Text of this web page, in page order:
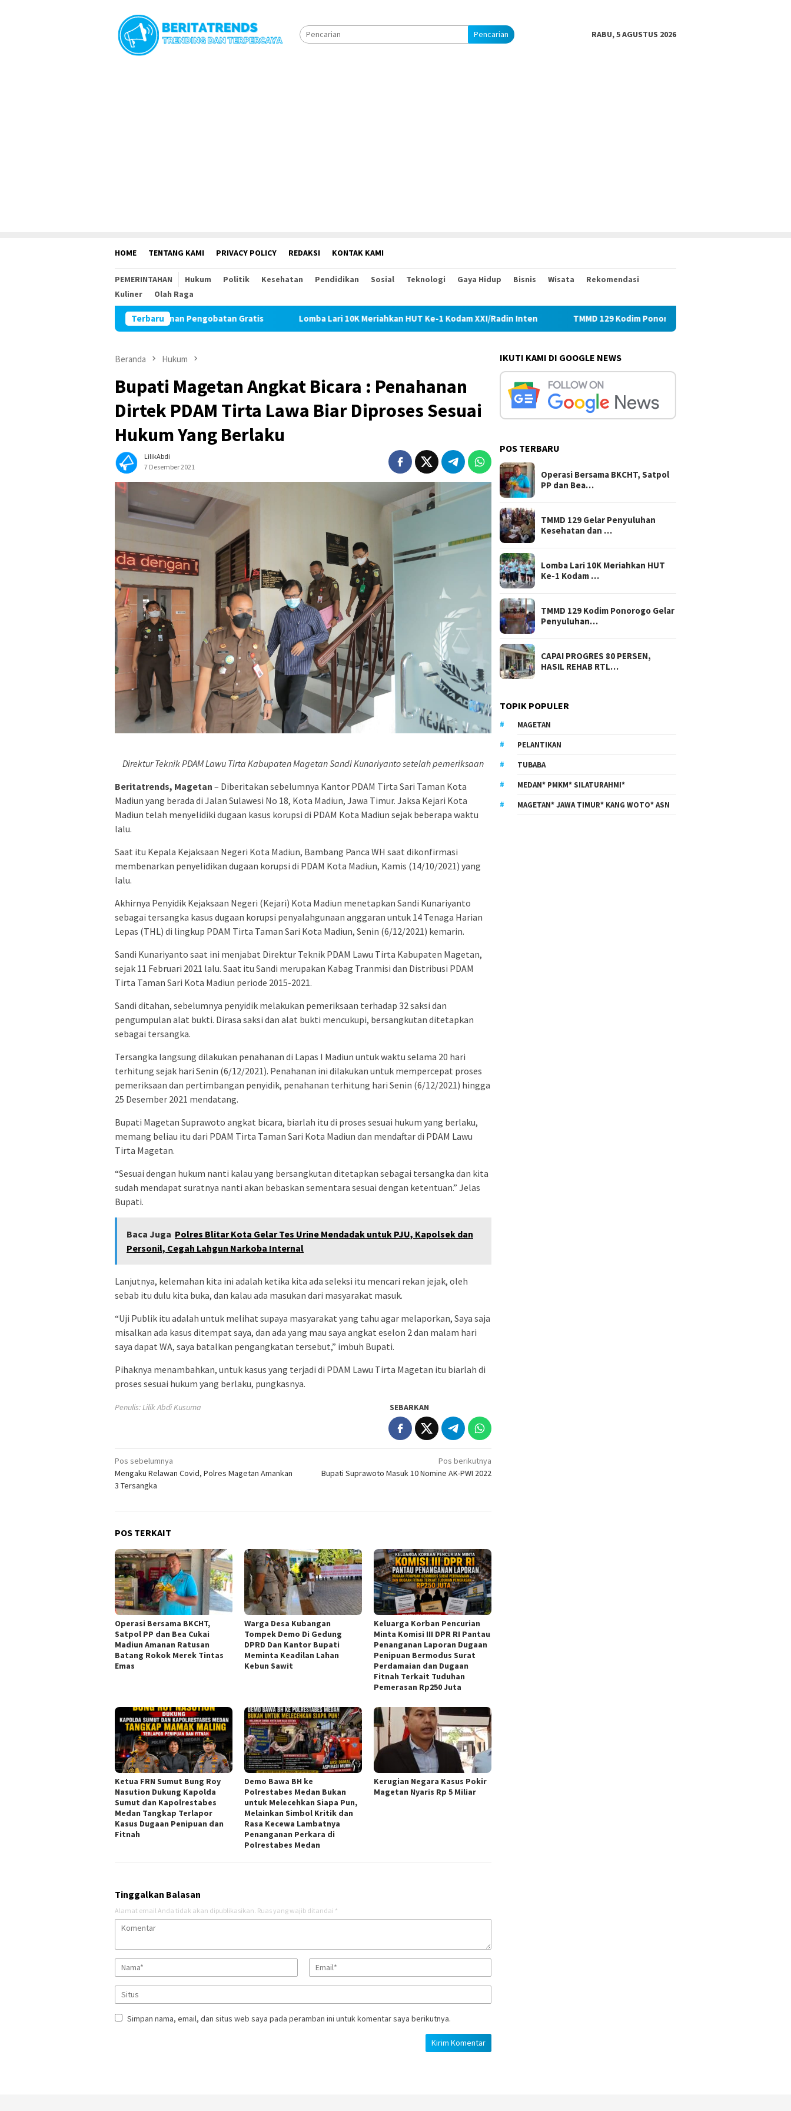
Pencarian RABU, 5 AGUSTUS 2026
HOME TENTANG KAMI PRIVACY POLICY REDAKSI KONTAK KAMI
PEMERINTAHAN Hukum Politik Kesehatan Pendidikan Sosial Teknologi Gaya Hidup Bisnis Wisata
Rekomendasi
Kuliner
Olah Raga
Terbaru
Kesehatan dan Pelayanan Pengobatan Gratis Lomba Lari 10K Meriahkan HUT Ke-1 Kodam XXI/Radin Inten TMMD 129 Kodim Ponorogo Gelar Penyuluhan Lingkungan Hidup
Beranda Hukum
Bupati Magetan Angkat Bicara : Penahanan
Dirtek PDAM Tirta Lawa Biar Diproses Sesuai
Hukum Yang Berlaku
LilikAbdi
7 Desember 2021
Direktur Teknik PDAM Lawu Tirta Kabupaten Magetan Sandi Kunariyanto setelah pemeriksaan
Beritatrends, Magetan – Diberitakan sebelumnya Kantor PDAM Tirta Sari Taman Kota
Madiun yang berada di Jalan Sulawesi No 18, Kota Madiun, Jawa Timur. Jaksa Kejari Kota
Madiun telah menyelidiki dugaan kasus korupsi di PDAM Kota Madiun sejak beberapa waktu
lalu.
Saat itu Kepala Kejaksaan Negeri Kota Madiun, Bambang Panca WH saat dikonfirmasi
membenarkan penyelidikan dugaan korupsi di PDAM Kota Madiun, Kamis (14/10/2021) yang
lalu.
Akhirnya Penyidik Kejaksaan Negeri (Kejari) Kota Madiun menetapkan Sandi Kunariyanto
sebagai tersangka kasus dugaan korupsi penyalahgunaan anggaran untuk 14 Tenaga Harian
Lepas (THL) di lingkup PDAM Tirta Taman Sari Kota Madiun, Senin (6/12/2021) kemarin.
Sandi Kunariyanto saat ini menjabat Direktur Teknik PDAM Lawu Tirta Kabupaten Magetan,
sejak 11 Februari 2021 lalu. Saat itu Sandi merupakan Kabag Tranmisi dan Distribusi PDAM
Tirta Taman Sari Kota Madiun periode 2015-2021.
Sandi ditahan, sebelumnya penyidik melakukan pemeriksaan terhadap 32 saksi dan
pengumpulan alat bukti. Dirasa saksi dan alat bukti mencukupi, bersangkutan ditetapkan
sebagai tersangka.
Tersangka langsung dilakukan penahanan di Lapas I Madiun untuk waktu selama 20 hari
terhitung sejak hari Senin (6/12/2021). Penahanan ini dilakukan untuk mempercepat proses
pemeriksaan dan pertimbangan penyidik, penahanan terhitung hari Senin (6/12/2021) hingga
25 Desember 2021 mendatang.
Bupati Magetan Suprawoto angkat bicara, biarlah itu di proses sesuai hukum yang berlaku,
memang beliau itu dari PDAM Tirta Taman Sari Kota Madiun dan mendaftar di PDAM Lawu
Tirta Magetan.
“Sesuai dengan hukum nanti kalau yang bersangkutan ditetapkan sebagai tersangka dan kita
sudah mendapat suratnya nanti akan bebaskan sementara sesuai dengan ketentuan.” Jelas
Bupati.
Baca Juga Polres Blitar Kota Gelar Tes Urine Mendadak untuk PJU, Kapolsek dan
Personil, Cegah Lahgun Narkoba Internal
Lanjutnya, kelemahan kita ini adalah ketika kita ada seleksi itu mencari rekan jejak, oleh
sebab itu dulu kita buka, dan kalau ada masukan dari masyarakat masuk.
“Uji Publik itu adalah untuk melihat supaya masyarakat yang tahu agar melaporkan, Saya saja
misalkan ada kasus ditempat saya, dan ada yang mau saya angkat eselon 2 dan malam hari
saya dapat WA, saya batalkan pengangkatan tersebut,” imbuh Bupati.
Pihaknya menambahkan, untuk kasus yang terjadi di PDAM Lawu Tirta Magetan itu biarlah di
proses sesuai hukum yang berlaku, pungkasnya.
Penulis: Lilik Abdi Kusuma SEBARKAN
Navigasi
pos
Pos sebelumnya
Mengaku Relawan Covid, Polres Magetan Amankan
3 Tersangka
Pos berikutnya
Bupati Suprawoto Masuk 10 Nomine AK-PWI 2022
POS TERKAIT
Operasi Bersama BKCHT,
Satpol PP dan Bea Cukai
Madiun Amanan Ratusan
Batang Rokok Merek Tintas
Emas
Warga Desa Kubangan
Tompek Demo Di Gedung
DPRD Dan Kantor Bupati
Meminta Keadilan Lahan
Kebun Sawit
Keluarga Korban Pencurian
Minta Komisi III DPR RI Pantau
Penanganan Laporan Dugaan
Penipuan Bermodus Surat
Perdamaian dan Dugaan
Fitnah Terkait Tuduhan
Pemerasan Rp250 Juta
Ketua FRN Sumut Bung Roy
Nasution Dukung Kapolda
Sumut dan Kapolrestabes
Medan Tangkap Terlapor
Kasus Dugaan Penipuan dan
Fitnah
Demo Bawa BH ke
Polrestabes Medan Bukan
untuk Melecehkan Siapa Pun,
Melainkan Simbol Kritik dan
Rasa Kecewa Lambatnya
Penanganan Perkara di
Polrestabes Medan
Kerugian Negara Kasus Pokir
Magetan Nyaris Rp 5 Miliar
Tinggalkan Balasan
Alamat email Anda tidak akan dipublikasikan. Ruas yang wajib ditandai *
Simpan nama, email, dan situs web saya pada peramban ini untuk komentar saya berikutnya.
IKUTI KAMI DI GOOGLE NEWS
POS TERBARU
Operasi Bersama BKCHT, Satpol
PP dan Bea…
TMMD 129 Gelar Penyuluhan
Kesehatan dan …
Lomba Lari 10K Meriahkan HUT
Ke-1 Kodam …
TMMD 129 Kodim Ponorogo Gelar
Penyuluhan…
CAPAI PROGRES 80 PERSEN,
HASIL REHAB RTL…
TOPIK POPULER
MAGETAN
PELANTIKAN
TUBABA
MEDAN* PMKM* SILATURAHMI*
MAGETAN* JAWA TIMUR* KANG WOTO* ASN